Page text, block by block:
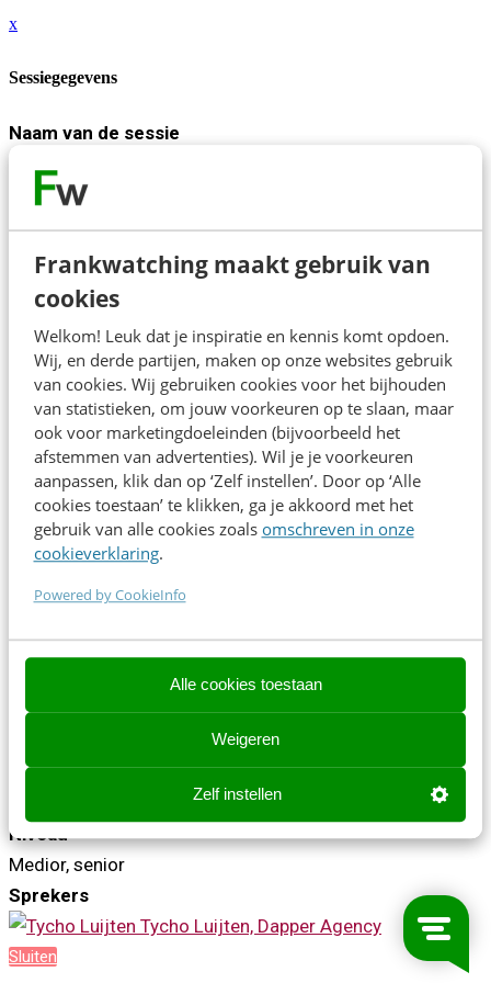
Frankwatching maakt gebruik van
cookies
Welkom! Leuk dat je inspiratie en kennis komt opdoen.
Wij, en derde partijen, maken op onze websites gebruik
van cookies. Wij gebruiken cookies voor het bijhouden
van statistieken, om jouw voorkeuren op te slaan, maar
ook voor marketingdoeleinden (bijvoorbeeld het
afstemmen van advertenties). Wil je je voorkeuren
aanpassen, klik dan op ‘Zelf instellen’. Door op ‘Alle
cookies toestaan’ te klikken, ga je akkoord met het
gebruik van alle cookies zoals omschreven in onze
cookieverklaring.
Powered by CookieInfo
Alle cookies toestaan
Weigeren
Zelf instellen
x
Sessiegegevens
Naam van de sessie
Framework
Beschrijving
AI maakt contentproductie makkelijker, maar écht
opvallen wordt steeds lastiger met de overdaad aan
content online. En hoe pak je dit aan als marketingbureau
dat zich richt op de B2B-markt?
Tycho laat je zien hoe je met entertainende of educatieve
videocontent er toch in kunt slagen om de aandacht van
je klant te vangen. En hoe je vervolgens met slimme
distributie beroemd kunt worden in je doelgroep, wat
uiteindelijk klanten aantrekt.
#viralvideo #Linkedin #B2Bmarketing
Zaal
Type
Niveau
Medior, senior
Sprekers
Tycho Luijten, Dapper Agency
Sluiten